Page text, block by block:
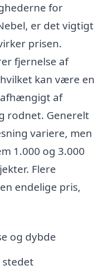
for
er det vigtigt
prisen.
fjernelse af
kan være en
af
rodnet. Generelt
variere, men
1.000 og 3.000
Flere
endelige pris,
og dybde